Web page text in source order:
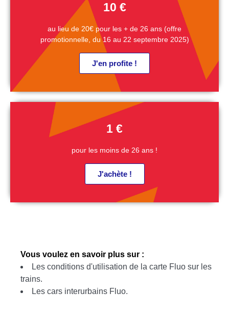
10 €
au lieu de 20€ pour les + de 26 ans (offre
promotionnelle, du 16 au 22 septembre 2025)
J'en profite !
PROMO
1 €
pour les moins de 26 ans !
J'achète !
Vous voulez en savoir plus sur :
Les conditions d'utilisation de la carte Fluo sur les
trains.
Les cars interurbains Fluo.